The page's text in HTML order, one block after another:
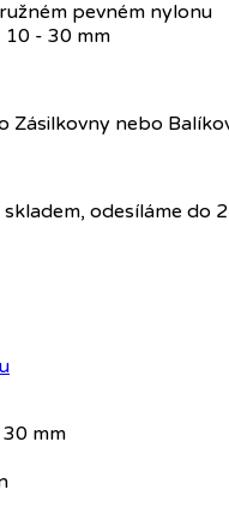
pevném nylonu
- 30 mm
Zásilkovny nebo
odesíláme do
mm